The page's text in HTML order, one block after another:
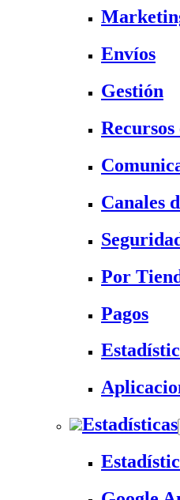
Envíos
Gestión
Canales
Por
Pagos
Estadísticas